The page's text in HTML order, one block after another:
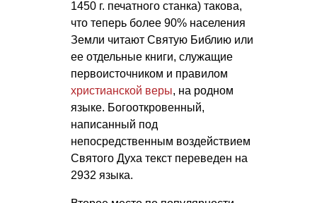
1450 г. печатного станка) такова,
что теперь более 90% населения
Земли читают Святую Библию или
ее отдельные книги, служащие
первоисточником и правилом
христианской веры, на родном
языке. Богооткровенный,
написанный под
непосредственным воздействием
Святого Духа текст переведен на
2932 языка.